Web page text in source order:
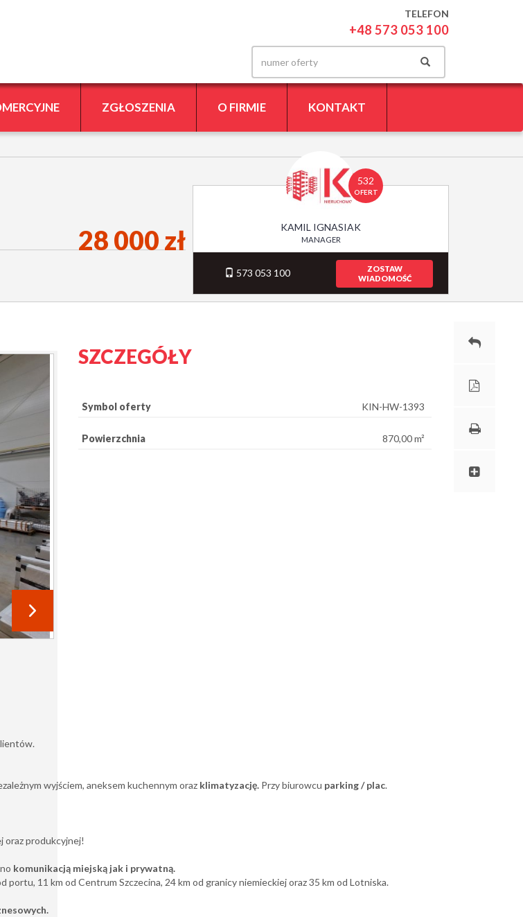
TELEFON
+48 573 053 100
ZGŁOSZENIA O FIRMIE KONTAKT
28 000 zł
532
OFERT
KAMIL IGNASIAK
MANAGER
573 053 100
ZOSTAW
WIADOMOŚĆ
wyjściem, aneksem kuchennym oraz klimatyzację. Przy biurowcu parking / plac.
oraz produkcyjnej!
komunikacją miejską jak i prywatną.
portu, 11 km od Centrum Szczecina, 24 km od granicy niemieckiej oraz 35 km od Lotniska.
SZCZEGÓŁY
Symbol oferty KIN-HW-1393
Powierzchnia 870,00 m²